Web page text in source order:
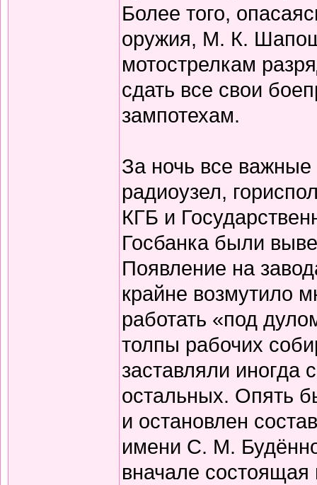
Более того,
оружия, М. К.
мотострелкам
сдать все свои
зампотехам.
За ночь все важные
радиоузел,
КГБ и
Госбанка были
Появление на
крайне возмутило
работать «под
толпы рабочих
заставляли иногда
остальных. Опять
и остановлен
имени С. М.
вначале состоящая